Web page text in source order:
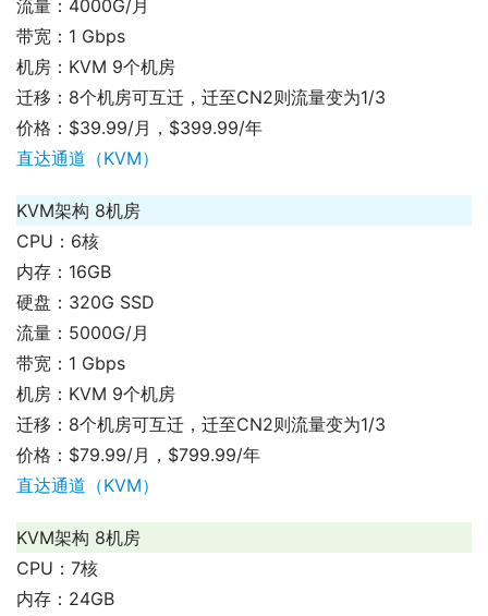
流量：4000G/月
带宽：1 Gbps
机房：KVM 9个机房
迁移：8个机房可互迁，迁至CN2则流量变为1/3
价格：$39.99/月，$399.99/年
直达通道（KVM）
KVM架构 8机房
CPU：6核
内存：16GB
硬盘：320G SSD
流量：5000G/月
带宽：1 Gbps
机房：KVM 9个机房
迁移：8个机房可互迁，迁至CN2则流量变为1/3
价格：$79.99/月，$799.99/年
直达通道（KVM）
KVM架构 8机房
CPU：7核
内存：24GB